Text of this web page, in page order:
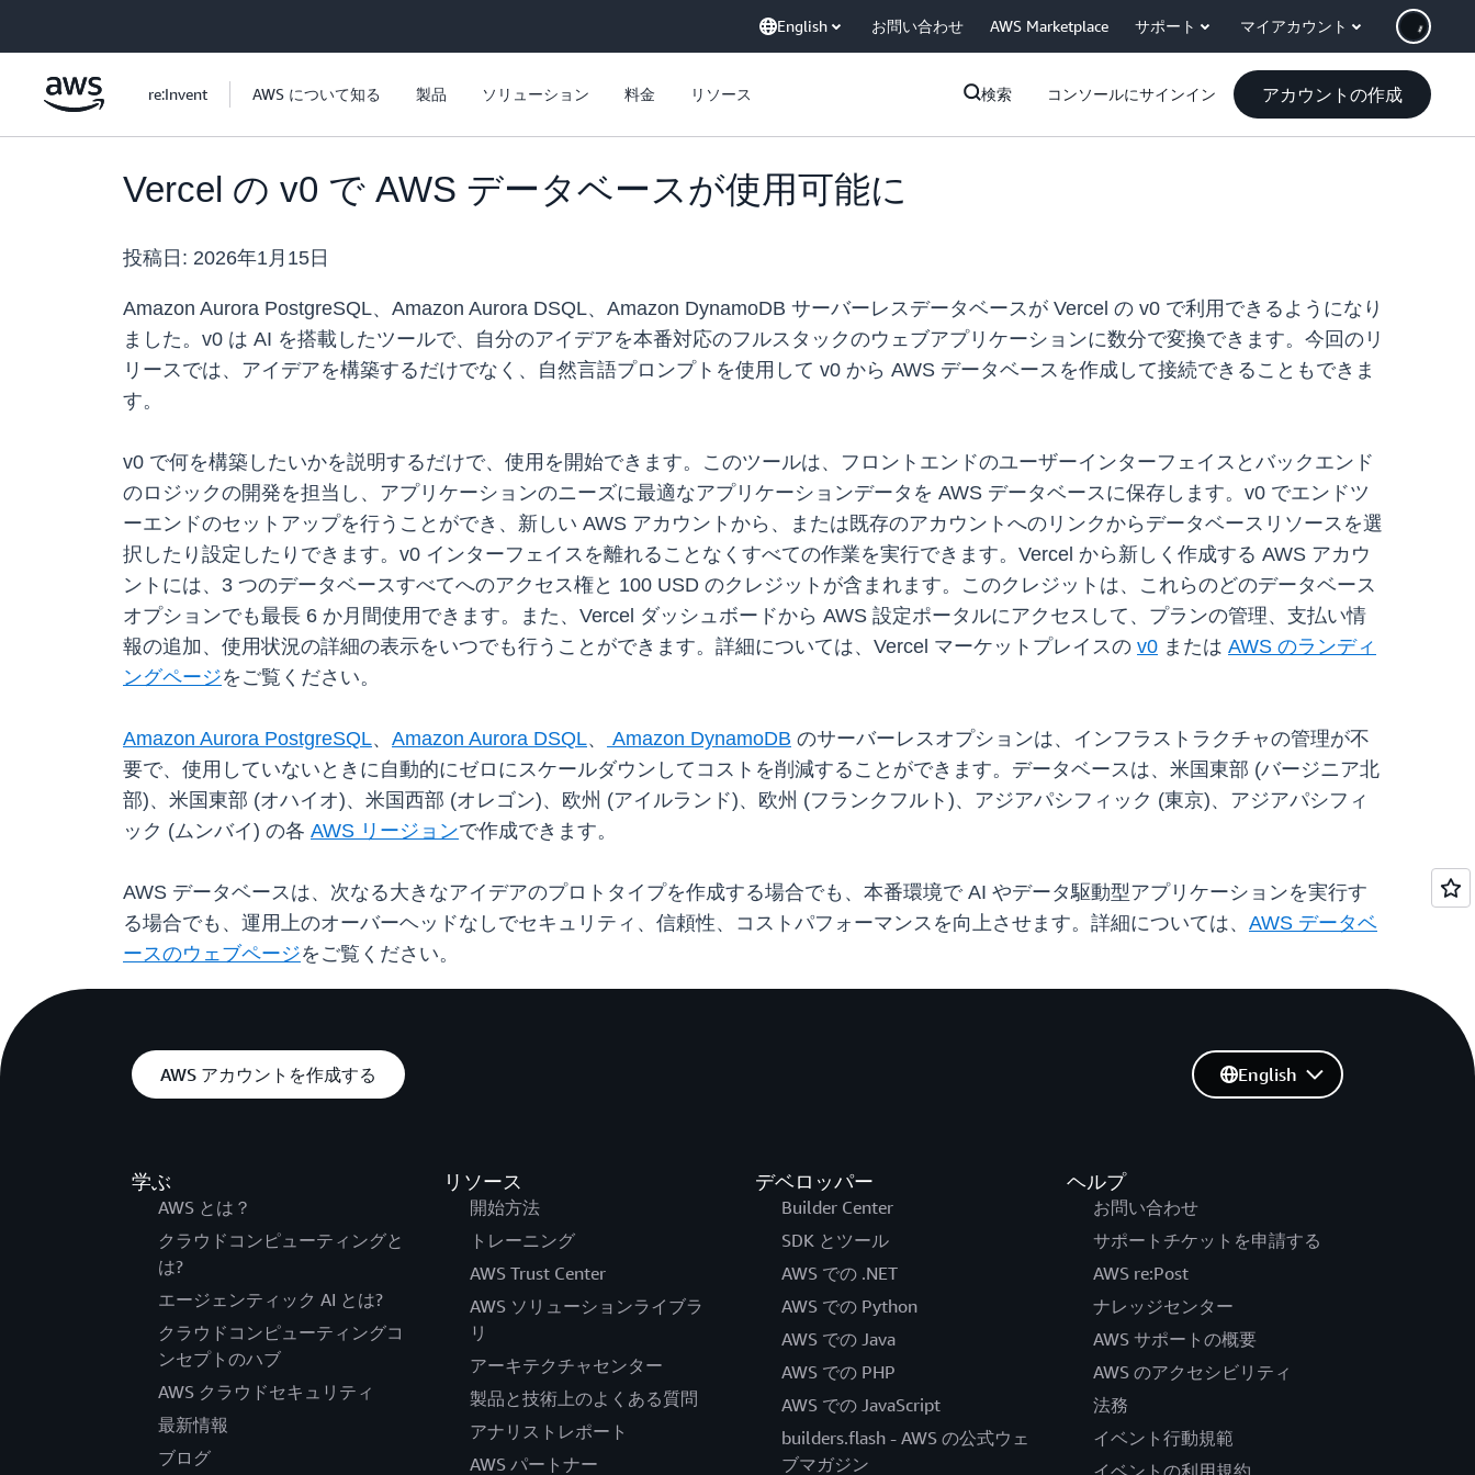
English お問い合わせ AWS Marketplace サポート マイアカウント
re:Invent AWS について知る 製品 ソリューション 料金 リソース 検索 コンソールにサインイン アカウントの作成
Vercel の v0 で AWS データベースが使用可能に
投稿日: 2026年1月15日
Amazon Aurora PostgreSQL、Amazon Aurora DSQL、Amazon DynamoDB サーバーレスデータベースが Vercel の v0 で利用できるようになり
ました。v0 は AI を搭載したツールで、自分のアイデアを本番対応のフルスタックのウェブアプリケーションに数分で変換できます。今回のリ
リースでは、アイデアを構築するだけでなく、自然言語プロンプトを使用して v0 から AWS データベースを作成して接続できることもできま
す。
v0 で何を構築したいかを説明するだけで、使用を開始できます。このツールは、フロントエンドのユーザーインターフェイスとバックエンド
のロジックの開発を担当し、アプリケーションのニーズに最適なアプリケーションデータを AWS データベースに保存します。v0 でエンドツ
ーエンドのセットアップを行うことができ、新しい AWS アカウントから、または既存のアカウントへのリンクからデータベースリソースを選
択したり設定したりできます。v0 インターフェイスを離れることなくすべての作業を実行できます。Vercel から新しく作成する AWS アカウ
ントには、3 つのデータベースすべてへのアクセス権と 100 USD のクレジットが含まれます。このクレジットは、これらのどのデータベース
オプションでも最長 6 か月間使用できます。また、Vercel ダッシュボードから AWS 設定ポータルにアクセスして、プランの管理、支払い情
報の追加、使用状況の詳細の表示をいつでも行うことができます。詳細については、Vercel マーケットプレイスの v0 または AWS のランディ
ングページをご覧ください。
Amazon Aurora PostgreSQL、 Amazon Aurora DSQL、 Amazon DynamoDB のサーバーレスオプションは、インフラストラクチャの管理が不
要で、使用していないときに自動的にゼロにスケールダウンしてコストを削減することができます。データベースは、米国東部 (バージニア北
部)、米国東部 (オハイオ)、米国西部 (オレゴン)、欧州 (アイルランド)、欧州 (フランクフルト)、アジアパシフィック (東京)、アジアパシフィ
ック (ムンバイ) の各 AWS リージョンで作成できます。
AWS データベースは、次なる大きなアイデアのプロトタイプを作成する場合でも、本番環境で AI やデータ駆動型アプリケーションを実行す
る場合でも、運用上のオーバーヘッドなしでセキュリティ、信頼性、コストパフォーマンスを向上させます。詳細については、 AWS データベ
ースのウェブページをご覧ください。
AWS アカウントを作成する
学ぶ
AWS とは？
クラウドコンピューティングと
は?
エージェンティック AI とは?
クラウドコンピューティングコ
ンセプトのハブ
AWS クラウドセキュリティ
最新情報
ブログ
リソース
開始方法
トレーニング
AWS Trust Center
AWS ソリューションライブラ
リ
アーキテクチャセンター
製品と技術上のよくある質問
アナリストレポート
AWS パートナー
デベロッパー
Builder Center
SDK とツール
AWS での .NET
AWS での Python
AWS での Java
AWS での PHP
AWS での JavaScript
builders.flash - AWS の公式ウェ
ブマガジン
ヘルプ
お問い合わせ
サポートチケットを申請する
AWS re:Post
ナレッジセンター
AWS サポートの概要
AWS のアクセシビリティ
法務
イベント行動規範
English